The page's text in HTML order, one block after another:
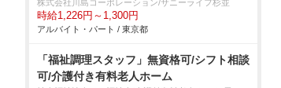
株式会社川島コーポレーション/サニーライフ杉並
時給1,226円～1,300円
アルバイト・パート / 東京都
「福祉調理スタッフ」無資格可/シフト相談
可/介護付き有料老人ホーム